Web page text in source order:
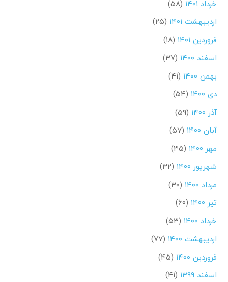
خرداد ۱۴۰۱
(۵۸)
اردیبهشت ۱۴۰۱
(۲۵)
فروردین ۱۴۰۱
(۱۸)
اسفند ۱۴۰۰
(۳۷)
بهمن ۱۴۰۰
(۴۱)
دی ۱۴۰۰
(۵۴)
آذر ۱۴۰۰
(۵۹)
آبان ۱۴۰۰
(۵۷)
مهر ۱۴۰۰
(۳۵)
شهریور ۱۴۰۰
(۳۲)
مرداد ۱۴۰۰
(۳۰)
تیر ۱۴۰۰
(۶۰)
خرداد ۱۴۰۰
(۵۳)
اردیبهشت ۱۴۰۰
(۷۷)
فروردین ۱۴۰۰
(۴۵)
اسفند ۱۳۹۹
(۴۱)